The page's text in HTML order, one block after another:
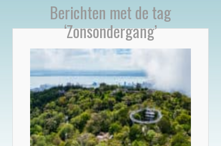
Berichten met de tag
‘Zonsondergang’